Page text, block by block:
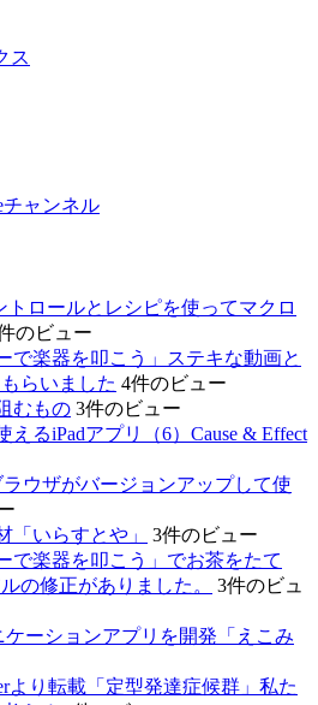
ス
チャンネル
トロールとレシピを使ってマクロ
のビュー
で楽器を叩こう」ステキな動画と
らいました 4件のビュー
むもの 3件のビュー
るiPadアプリ（6）Cause & Effect
ラウザがバージョンアップして使
「いらすとや」
3件のビュー
で楽器を叩こう」でお茶をたて
の修正がありました。
3件のビュ
ーションアプリを開発「えこみ
より転載「定型発達症候群」私た